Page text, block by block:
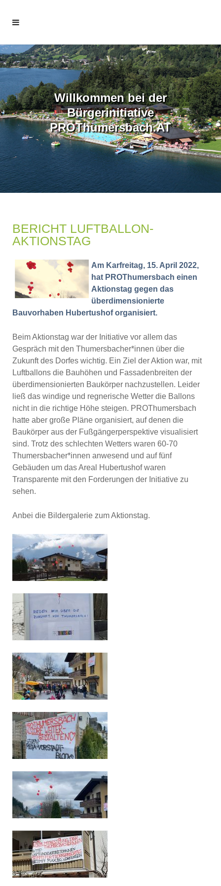
Willkommen bei der
Bürgerinitiative
PROThumersbach.AT
BERICHT LUFTBALLON-
AKTIONSTAG
Am Karfreitag, 15. April 2022,
hat PROThumersbach einen
Aktionstag gegen das
überdimensionierte
Bauvorhaben Hubertushof organisiert.
Beim Aktionstag war der Initiative vor allem das
Gespräch mit den Thumersbacher*innen über die
Zukunft des Dorfes wichtig. Ein Ziel der Aktion war, mit
Luftballons die Bauhöhen und Fassadenbreiten der
überdimensionierten Baukörper nachzustellen. Leider
ließ das windige und regnerische Wetter die Ballons
nicht in die richtige Höhe steigen. PROThumersbach
hatte aber große Pläne organisiert, auf denen die
Baukörper aus der Fußgängerperspektive visualisiert
sind. Trotz des schlechten Wetters waren 60-70
Thumersbacher*innen anwesend und auf fünf
Gebäuden um das Areal Hubertushof waren
Transparente mit den Forderungen der Initiative zu
sehen.
Anbei die Bildergalerie zum Aktionstag.